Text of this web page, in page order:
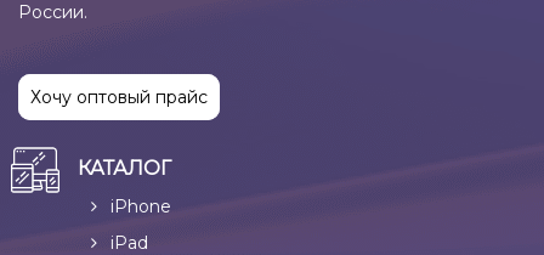
России.
Хочу оптовый прайс
КАТАЛОГ
iPhone
iPad